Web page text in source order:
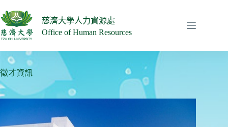
至
主
要
容
慈濟大學人力資源處
Office of Human Resources
徵才資訊